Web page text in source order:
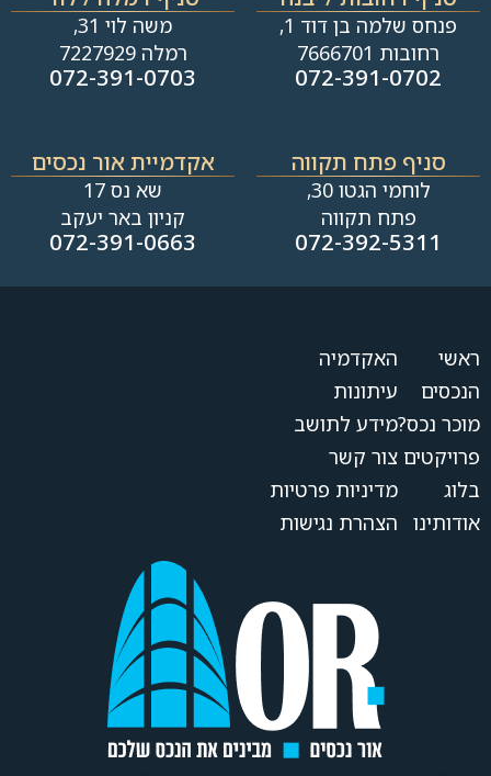
פנחס שלמה בן דוד 1,
רחובות 7666701
072-391-0702
משה לוי 31,
רמלה 7227929
072-391-0703
סניף פתח תקווה
לוחמי הגטו 30,
פתח תקווה
072-392-5311
אקדמיית אור נכסים
שא נס 17
קניון באר יעקב
072-391-0663
ראשי
הנכסים
מוכר נכס?
פרויקטים
בלוג
אודותינו
האקדמיה
עיתונות
מידע לתושב
צור קשר
מדיניות פרטיות
הצהרת נגישות